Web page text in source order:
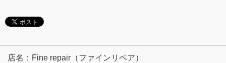
店名：Fine repair（ファインリペア）